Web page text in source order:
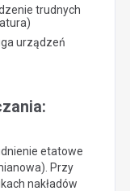
trudnych
urządzeń
etatowe
Przy
nakładów